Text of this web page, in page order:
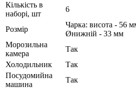
Кількість в
наборі, шт
6
Розмір
Чарка: висота - 56
Øнижній - 33 мм
Морозильна
камера
Так
Холодильник
Так
Посудомийна
машина
Так